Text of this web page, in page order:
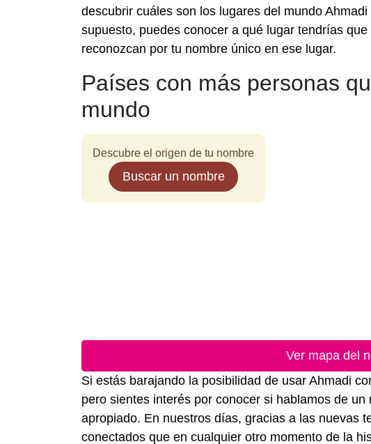
descubrir cuáles son los lugares del mundo
supuesto, puedes conocer a qué lugar tendrías
reconozcan por tu nombre único en ese lugar.
Países con más personas
mundo
Descubre el origen de tu nombre
Buscar un nombre
Ver mapa del
Si estás barajando la posibilidad de usar Ahmadi
pero sientes interés por conocer si hablamos de
apropiado. En nuestros días, gracias a las nuevas
conectados que en cualquier otro momento de la